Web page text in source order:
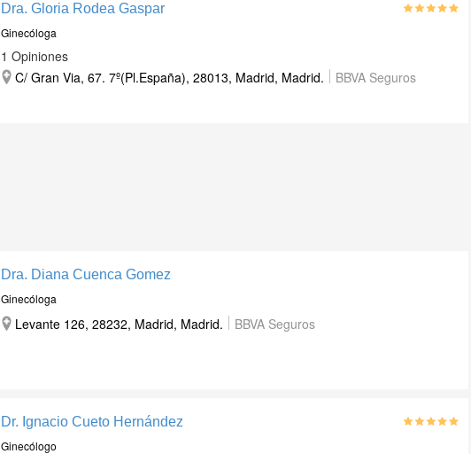
Dra. Gloria Rodea Gaspar
Ginecóloga
1 Opiniones
C/ Gran Via, 67. 7º(Pl.España), 28013, Madrid, Madrid.
BBVA Seguros
Dra. Diana Cuenca Gomez
Ginecóloga
Levante 126, 28232, Madrid, Madrid. BBVA Seguros
Dr. Ignacio Cueto Hernández
Ginecólogo